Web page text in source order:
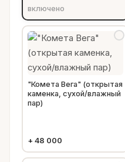
включено
"Комета Вега" (открытая
каменка, сухой/влажный
пар)
+ 48 000